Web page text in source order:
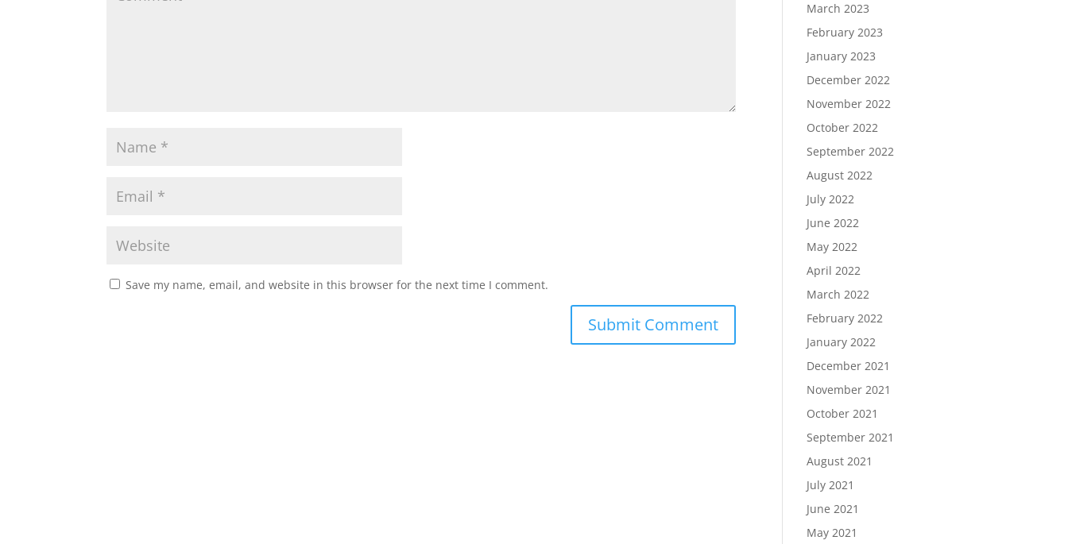
Save my name, email, and website in this browser for the next time I comment.
March 2023
February 2023
January 2023
December 2022
November 2022
October 2022
September 2022
August 2022
July 2022
June 2022
May 2022
April 2022
March 2022
February 2022
January 2022
December 2021
November 2021
October 2021
September 2021
August 2021
July 2021
June 2021
May 2021